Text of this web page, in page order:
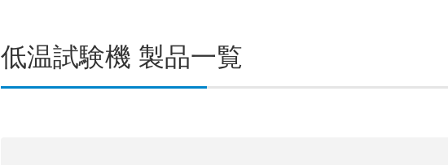
低温試験機 製品一覧